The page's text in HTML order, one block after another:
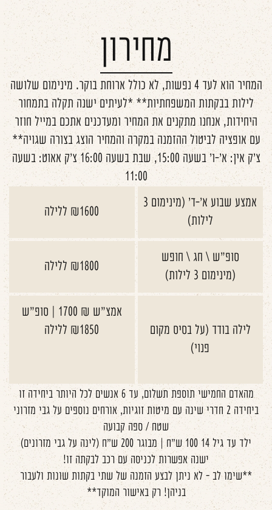
מחירון
המחיר הוא לעד 4 נפשות, לא כולל ארוחת בוקר. מינימום שלושה
לילות בבקתות המשפחתיות** *לעיתים ישנה תקלה בתמחור
היחידות, אנחנו מתקנים את המחיר ומעדכנים אתכם במייל חוזר
עם אופציה לביטול ההזמנה במקרה והמחיר הוצג בצורה שגויה**
צ'ק אין: א'-ו' בשעה 15:00, שבת בשעה 16:00 צ'ק אאוט: בשעה
11:00
אמצע שבוע א'-ד' (מינימום 3
לילות)
₪1600 ללילה
סופ"ש \ חג \ חופש
(מינימום 3 לילות)
₪1800 ללילה
לילה בודד (על בסיס מקום
פנוי)
אמצ"ש ₪ 1700 | סופ"ש
₪1850 ללילה
מהאדם החמישי תוספת תשלום, עד 6 אנשים לכל היותר ביחידה זו
ביחידה 2 חדרי שינה עם מיטות זוגיות, אורחים נוספים על גבי מזרוני
שטח / ספה קבועה
ילד עד גיל 14 100 ש"ח | מבוגר 200 ש"ח (לינה על גבי מזרונים)
ישנה אפשרות לכניסה עם רכב לבקתה זו!
**שימו לב - לא ניתן לבצע הזמנה של שתי בקתות שונות ולעבור
בניהן! רק באישור המוקד**